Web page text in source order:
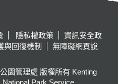
隱私權政策
資訊安全政
與回復機制
無障礙網頁說
園管理處 版權所有 Kenting
Park Service,